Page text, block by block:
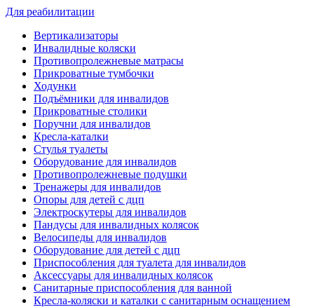
Для реабилитации
Вертикализаторы
Инвалидные коляски
Противопролежневые матрасы
Прикроватные тумбочки
Ходунки
Подъёмники для инвалидов
Прикроватные столики
Поручни для инвалидов
Кресла-каталки
Стулья туалеты
Оборудование для инвалидов
Противопролежневые подушки
Тренажеры для инвалидов
Опоры для детей с дцп
Электроскутеры для инвалидов
Пандусы для инвалидных колясок
Велосипеды для инвалидов
Оборудование для детей с дцп
Приспособления для туалета для инвалидов
Аксессуары для инвалидных колясок
Санитарные приспособления для ванной
Кресла-коляски и каталки с санитарным оснащением